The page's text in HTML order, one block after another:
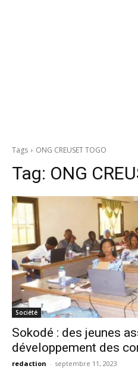
Tags ONG CREUSET TOGO
Tag: ONG
Société
Sokodé : des jeunes
développement des
redaction - septembre 11, 2023